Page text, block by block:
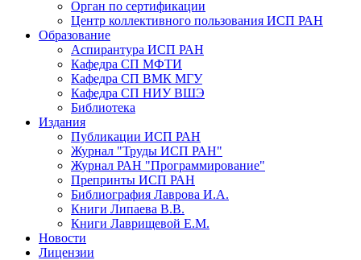
Орган по сертификации
Центр коллективного пользования ИСП РАН
Образование
Аспирантура ИСП РАН
Кафедра СП МФТИ
Кафедра СП ВМК МГУ
Кафедра СП НИУ ВШЭ
Библиотека
Издания
Публикации ИСП РАН
Журнал "Труды ИСП РАН"
Журнал РАН "Программирование"
Препринты ИСП РАН
Библиография Лаврова И.А.
Книги Липаева В.В.
Книги Лаврищевой Е.М.
Новости
Лицензии